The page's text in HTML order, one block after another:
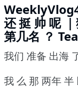
还 挺 帅 呢
第几名 ？
我们 准备 出海
我 么 那 两年